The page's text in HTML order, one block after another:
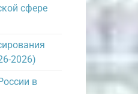
сфере
2026)
в